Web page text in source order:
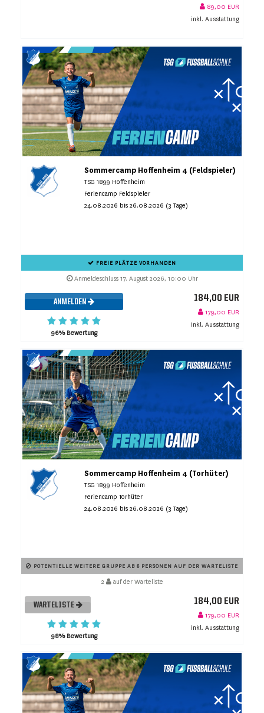
89,00 EUR
inkl. Ausstattung
Sommercamp Hoffenheim 4 (Feldspieler)
TSG 1899 Hoffenheim
Feriencamp Feldspieler
24.08.2026 bis 26.08.2026 (3 Tage)
FREIE PLÄTZE VORHANDEN
Anmeldeschluss 17. August 2026, 10:00 Uhr
ANMELDEN
96% Bewertung
184,00 EUR
179,00 EUR
inkl. Ausstattung
Sommercamp Hoffenheim 4 (Torhüter)
TSG 1899 Hoffenheim
Feriencamp Torhüter
24.08.2026 bis 26.08.2026 (3 Tage)
POTENTIELLE WEITERE GRUPPE AB 6 PERSONEN AUF DER WARTELISTE
2 auf der Warteliste
WARTELISTE
98% Bewertung
184,00 EUR
179,00 EUR
inkl. Ausstattung